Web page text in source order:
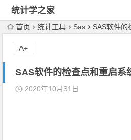
统计学之家
首页 统计工具 Sas SAS软件的
SAS软件的检查点和重启系
2020年10月31日
A+